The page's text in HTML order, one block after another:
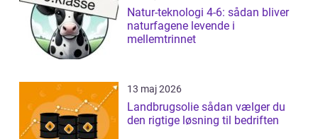
Natur-teknologi 4-6: sådan bliver
naturfagene levende i
mellemtrinnet
13 maj 2026
Landbrugsolie sådan vælger du
den rigtige løsning til bedriften